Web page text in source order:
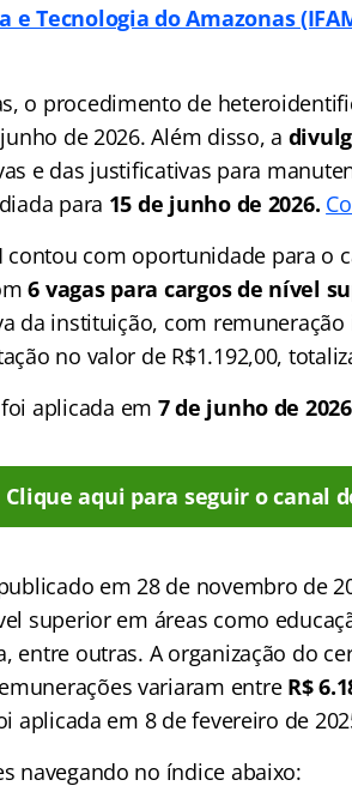
e Tecnologia do Amazonas
o procedimento de
de 2026. Além disso, a
e das justificativas para
para 15 de junho de 2026.
contou com oportunidade para o
6 vagas para cargos de nível
da instituição, com remuneração
no valor de R$1.192,00,
foi aplicada em 7 de junho de
Clique aqui para seguir o canal
em 28 de novembro de
superior em áreas como
entre outras. A organização do
variaram entre R$
aplicada em 8 de fevereiro de
navegando no índice abaixo: